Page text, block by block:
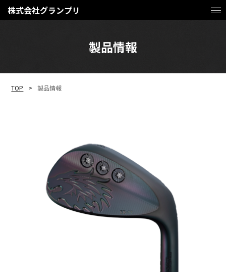
株式会社グランプリ
製品情報
TOP 製品情報